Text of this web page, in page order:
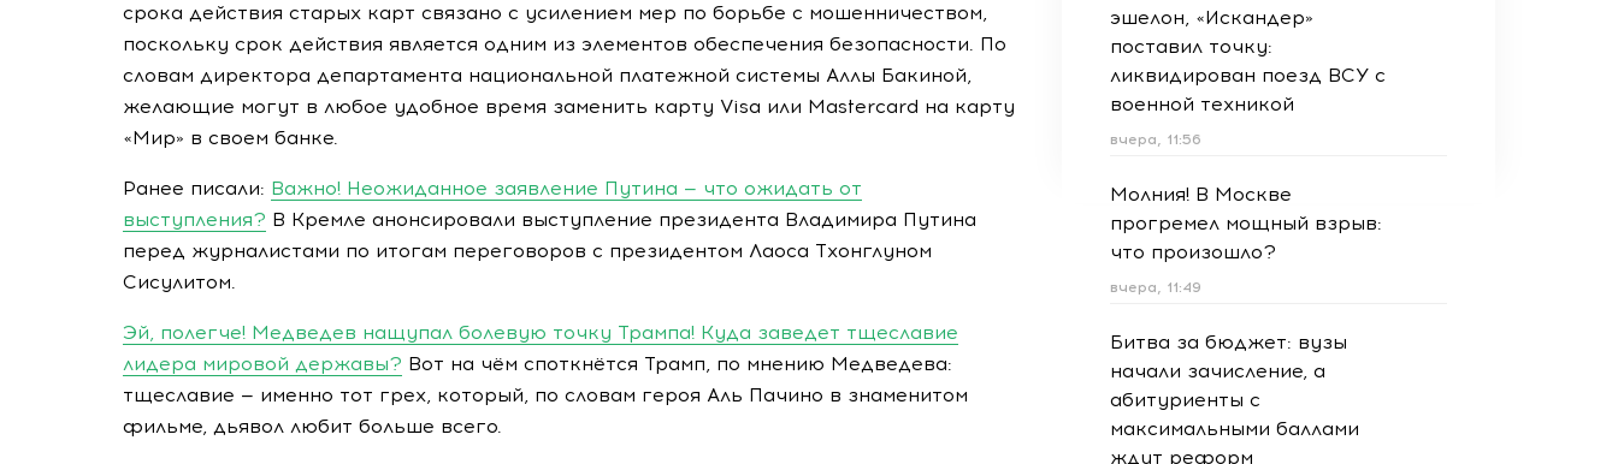
срока действия старых карт связано с усилением мер по борьбе с мошенничеством,
поскольку срок действия является одним из элементов обеспечения безопасности. По
словам директора департамента национальной платежной системы Аллы Бакиной,
желающие могут в любое удобное время заменить карту Visa или Mastercard на карту
«Мир» в своем банке.
Ранее писали: Важно! Неожиданное заявление Путина — что ожидать от
выступления? В Кремле анонсировали выступление президента Владимира Путина
перед журналистами по итогам переговоров с президентом Лаоса Тхонглуном
Сисулитом.
Эй, полегче! Медведев нащупал болевую точку Трампа! Куда заведет тщеславие
лидера мировой державы? Вот на чём споткнётся Трамп, по мнению Медведева:
тщеславие — именно тот грех, который, по словам героя Аль Пачино в знаменитом
фильме, дьявол любит больше всего.
эшелон, «Искандер»
поставил точку:
ликвидирован поезд ВСУ с
военной техникой
вчера, 11:56
Молния! В Москве
прогремел мощный взрыв:
что произошло?
вчера, 11:49
Битва за бюджет: вузы
начали зачисление, а
абитуриенты с
максимальными баллами
ждут реформ